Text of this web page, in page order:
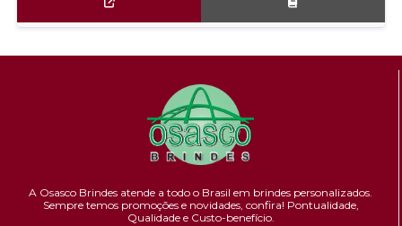
A Osasco Brindes atende a todo o Brasil em brindes personalizados.
Sempre temos promoções e novidades, confira! Pontualidade,
Qualidade e Custo-benefício.